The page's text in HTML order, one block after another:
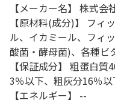
【メーカー名】 株式会
【原材料(成分)】 フィ
ル、イカミール、フィ
酸菌・酵母菌)、各種ビ
【保証成分】 粗蛋白
3％以下、粗灰分16％
【エネルギー】 --